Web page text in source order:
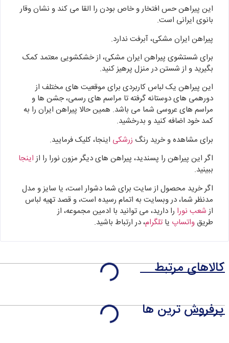
این پیراهن حس افتخار و خاص بودن را القا می کند و نشان وقار
بانوی ایرانی است.
پیراهن ایران مشکی، آبرفت ندارد.
برای شستشوی پیراهن ایران مشکی، از خشکشویی معتمد کمک
بگیرید و از شستن در منزل پرهیز کنید.
این پیراهن یک لباس کاربردی برای موقعیت های مختلف از
دورهمی های دوستانه گرفته تا مراسم های رسمی، جشن ها و
مراسم های عروسی شما می باشد. همین حالا پیراهن ایران را به
کمد خود اضافه کنید و بدرخشید.
برای مشاهده و خرید رنگ زرشکی اینجا، کلیک فرمایید.
اگر این پیراهن را پسندید، پیراهن های دیگر مزون نورا را ازاینجا
ببینید.
اگر خرید محصول از سایت برای شما دشوار است، یا سایز و مدل
مدنظر شما، در وبسایت به اتمام رسیده است، و قصد تهیه لباس
از شعب نورا را دارید، می توانید با ادمین مجموعه، از
طریق واتساپ یا تلگرام، در ارتباط باشید.
کالاهای مرتبط
پرفروش ترین ها